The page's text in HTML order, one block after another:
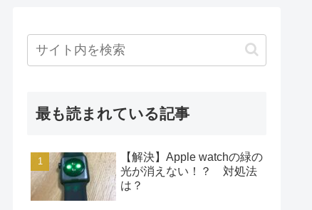
最も読まれている記事
【解決】Apple watchの緑の
光が消えない！？ 対処法
は？